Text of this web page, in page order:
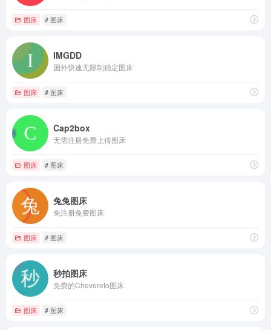
图床 # 图床
IMGDD
国外快速无限制稳定图床
图床 # 图床
Cap2box
无需注册免费上传图床
图床 # 图床
兔兔图床
免注册免费图床
图床 # 图床
秒拍图床
免费的Chevereto图床
图床 # 图床